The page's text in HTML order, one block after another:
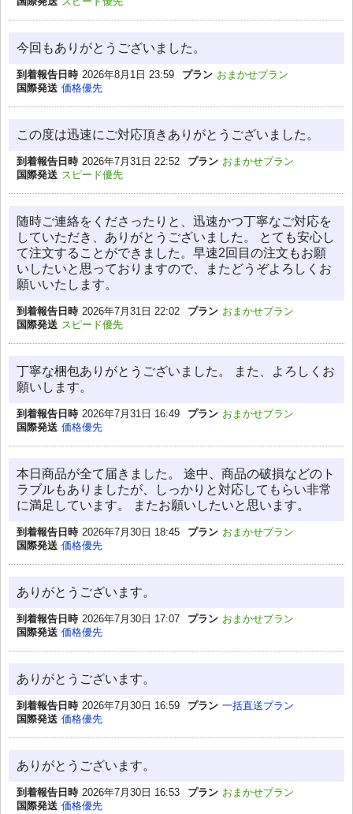
今回もありがとうございました。
到着報告日時 2026年8月1日 23:59 プラン おまかせプラン
国際発送 価格優先
この度は迅速にご対応頂きありがとうございました。
到着報告日時 2026年7月31日 22:52 プラン おまかせプラン
国際発送 スピード優先
随時ご連絡をくださったりと、迅速かつ丁寧なご対応を
していただき、ありがとうございました。 とても安心し
て注文することができました。早速2回目の注文もお願
いしたいと思っておりますので、またどうぞよろしくお
願いいたします。
到着報告日時 2026年7月31日 22:02 プラン おまかせプラン
国際発送 スピード優先
丁寧な梱包ありがとうございました。 また、よろしくお
願いします。
到着報告日時 2026年7月31日 16:49 プラン おまかせプラン
国際発送 価格優先
本日商品が全て届きました。 途中、商品の破損などのト
ラブルもありましたが、しっかりと対応してもらい非常
に満足しています。 またお願いしたいと思います。
到着報告日時 2026年7月30日 18:45 プラン おまかせプラン
国際発送 価格優先
ありがとうございます。
到着報告日時 2026年7月30日 17:07 プラン おまかせプラン
国際発送 価格優先
ありがとうございます。
到着報告日時 2026年7月30日 16:59 プラン 一括直送プラン
国際発送 価格優先
ありがとうございます。
到着報告日時 2026年7月30日 16:53 プラン おまかせプラン
国際発送 価格優先